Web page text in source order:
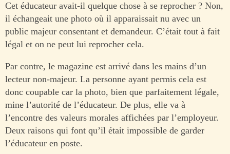
Cet éducateur avait-il quelque chose à se reprocher ? Non,
il échangeait une photo où il apparaissait nu avec un
public majeur consentant et demandeur. C’était tout à fait
légal et on ne peut lui reprocher cela.
Par contre, le magazine est arrivé dans les mains d’un
lecteur non-majeur. La personne ayant permis cela est
donc coupable car la photo, bien que parfaitement légale,
mine l’autorité de l’éducateur. De plus, elle va à
l’encontre des valeurs morales affichées par l’employeur.
Deux raisons qui font qu’il était impossible de garder
l’éducateur en poste.